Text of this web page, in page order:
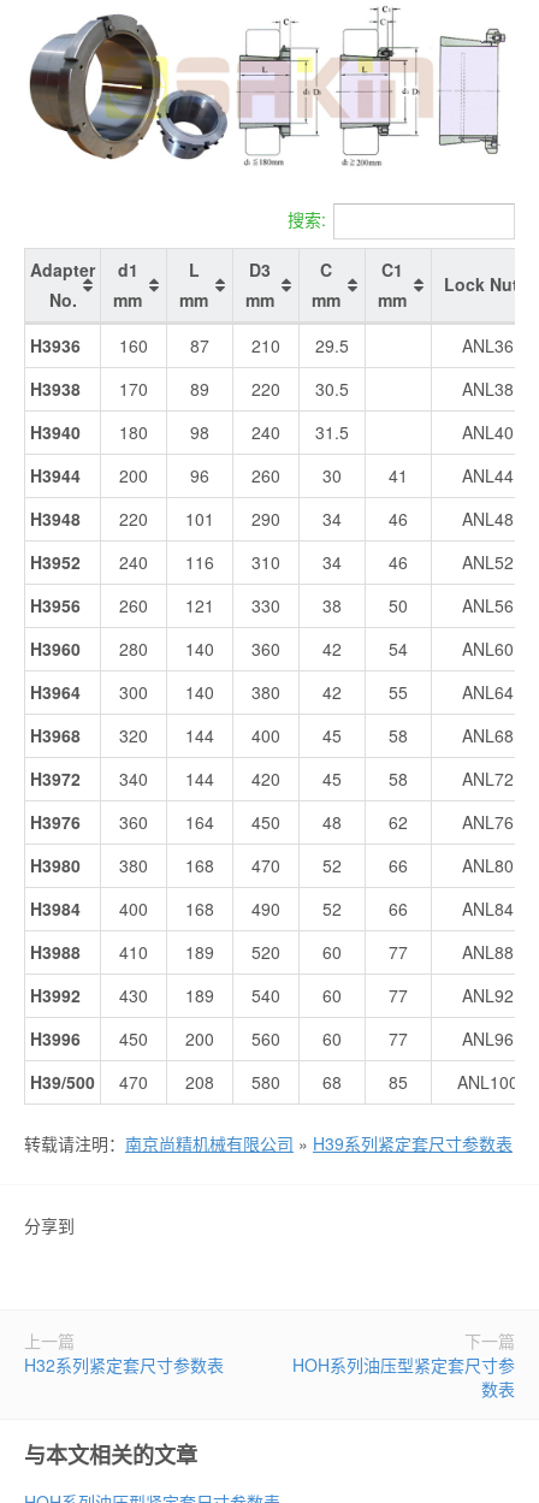
搜索:
Adapter
No.
d1
mm
L
mm
D3
mm
C
mm
C1
mm
Lock Nut
Adapter
No.
d1
mm
L
mm
D3
mm
C
mm
mm
Lock Nut
H3936 160 87 210 29.5
ANL36
H3938
170 89 220 30.5
ANL38
H3940
180 98 240 31.5
ANL40
H3944
200 96 260 30 41
ANL44
H3948
220 101 290 34 46
ANL48
H3952
240 116 310 34 46
ANL52
H3956
260 121 330 38 50
ANL56
H3960
280 140 360 42 54
ANL60
H3964
300 140 380 42 55
ANL64
H3968
320 144 400 45 58
ANL68
H3972
340 144 420 45 58
ANL72
H3976
360 164 450 48 62
ANL76
H3980
380 168 470 52 66
ANL80
H3984
400 168 490 52 66
ANL84
H3988
410 189 520 60 77
ANL88
H3992
430 189 540 60 77
ANL92
H3996
450 200 560 60 77
ANL96
H39/500
470 208 580 68 85 ANL100
转载请注明： 南京尚精机械有限公司 » H39系列紧定套尺寸参数表
分享到
上一篇
H32系列紧定套尺寸参数表
下一篇
HOH系列油压型紧定套尺寸参
数表
与本文相关的文章